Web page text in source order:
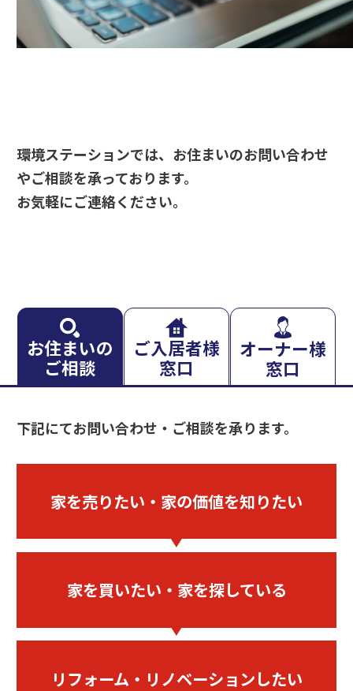
環境ステーションでは、お住まいのお問い合わせ
やご相談を承っております。
お気軽にご連絡ください。
お住まいの
ご相談
ご入居者様
窓口
オーナー様
窓口
下記にてお問い合わせ・ご相談を承ります。
家を売りたい・ 家の価値を知りたい
家を買いたい・ 家を探している
リフォーム・ リノベーションしたい